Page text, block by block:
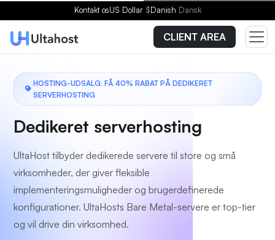
Kontakt osUS Dollar $Danish Dansk
CLIENT AREA
HOSTING-UDSALG: FÅ 40% RABAT PÅ DEDIKERET
SERVERHOSTING
Dedikeret serverhosting
UltaHost tilbyder dedikerede servere til store og små
virksomheder, der giver fleksible
implementeringsmuligheder og brugerdefinerede
konfigurationer. UltaHosts Bare Metal-servere er top-tier
og vil drive din virksomhed.